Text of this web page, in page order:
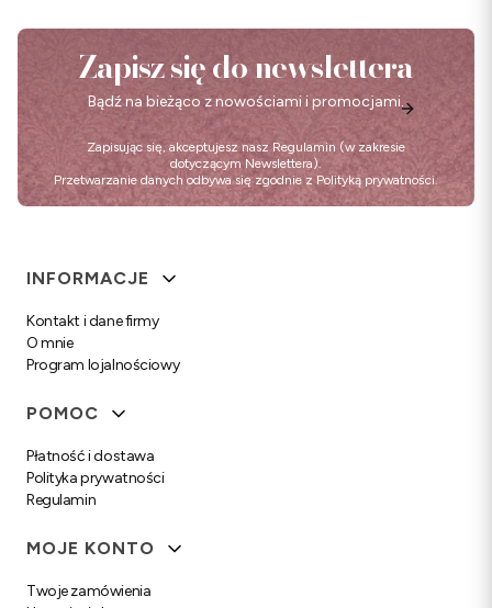
Zapisz się do newslettera
Bądź na bieżąco z nowościami i promocjami.
Zapisując się, akceptujesz nasz Regulamin (w zakresie
dotyczącym Newslettera).
Przetwarzanie danych odbywa się zgodnie z Polityką prywatności.
Linki w stopce
INFORMACJE
Kontakt i dane firmy
O mnie
Program lojalnościowy
POMOC
Płatność i dostawa
Polityka prywatności
Regulamin
MOJE KONTO
Twoje zamówienia